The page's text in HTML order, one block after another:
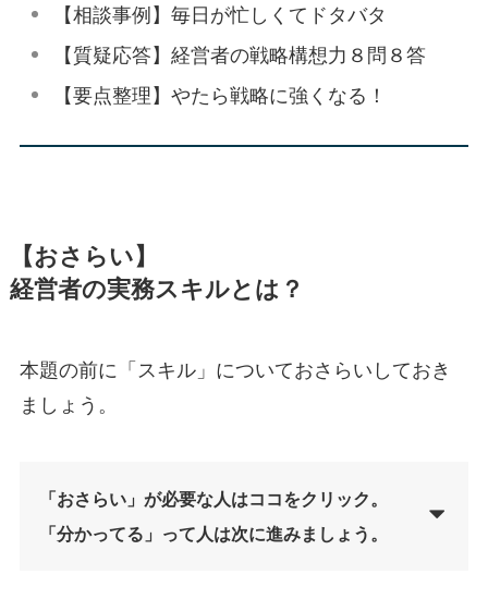
【相談事例】毎日が忙しくてドタバタ
【質疑応答】経営者の戦略構想力８問８答
【要点整理】やたら戦略に強くなる！
【おさらい】
経営者の実務スキルとは？
本題の前に「スキル」についておさらいしておき
ましょう。
「おさらい」が必要な人はココをクリック。
「分かってる」って人は次に進みましょう。